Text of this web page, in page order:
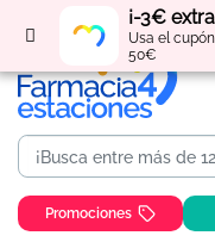
¡-3€
Usa el cupón
50€
Regístratey
Promociones